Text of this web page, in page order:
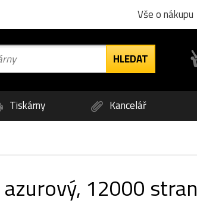
Vše o nákupu
Tiskárny Kancelář
12000 stran